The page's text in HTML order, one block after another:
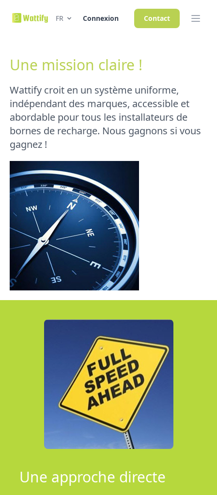
FR Connexion Contact
Une mission claire !
Wattify croit en un système uniforme,
indépendant des marques, accessible et
abordable pour tous les installateurs de
bornes de recharge. Nous gagnons si vous
gagnez !
Une approche directe